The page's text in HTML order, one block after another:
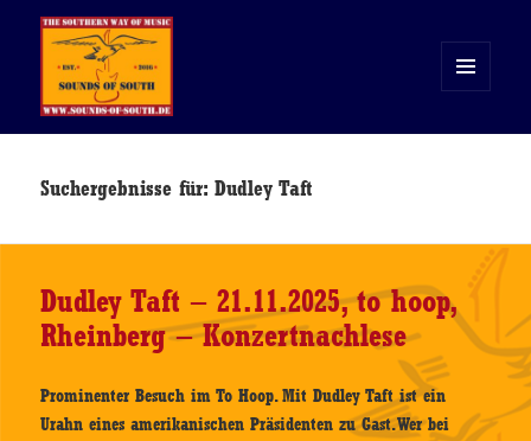
WIDGETS
Suchergebnisse für: Dudley Taft
Dudley Taft – 21.11.2025, to hoop,
Rheinberg – Konzertnachlese
Prominenter Besuch im To Hoop. Mit Dudley Taft ist ein
Urahn eines amerikanischen Präsidenten zu Gast. Wer bei